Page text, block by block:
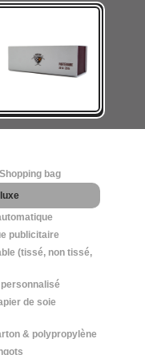
bag
publicitaire
(tissé, non tissé,
de soie
& polypropylène